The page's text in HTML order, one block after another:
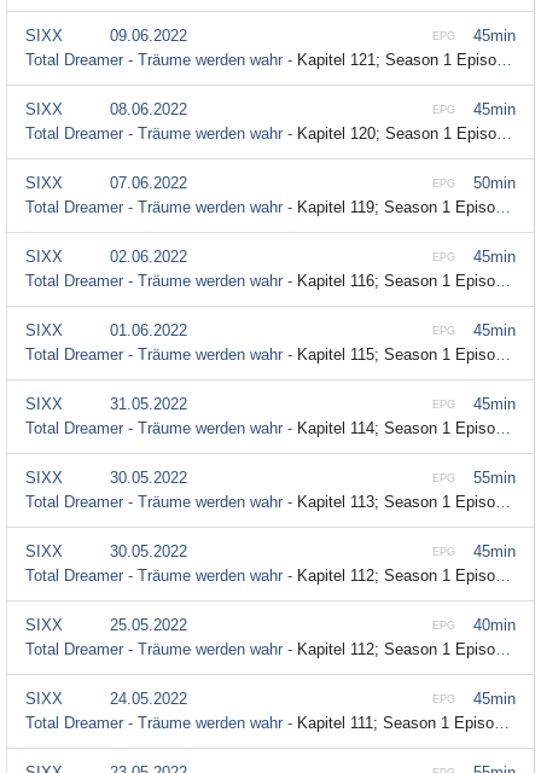
45min
EPG
SIXX
09.06.2022
Total Dreamer - Träume werden wahr - Kapitel 121; Season 1 Episode 121
45min
EPG
SIXX
08.06.2022
Total Dreamer - Träume werden wahr - Kapitel 120; Season 1 Episode 120
50min
EPG
SIXX
07.06.2022
Total Dreamer - Träume werden wahr - Kapitel 119; Season 1 Episode 119
45min
EPG
SIXX
02.06.2022
Total Dreamer - Träume werden wahr - Kapitel 116; Season 1 Episode 116
45min
EPG
SIXX
01.06.2022
Total Dreamer - Träume werden wahr - Kapitel 115; Season 1 Episode 115
45min
EPG
SIXX
31.05.2022
Total Dreamer - Träume werden wahr - Kapitel 114; Season 1 Episode 114
55min
EPG
SIXX
30.05.2022
Total Dreamer - Träume werden wahr - Kapitel 113; Season 1 Episode 113
45min
EPG
SIXX
30.05.2022
Total Dreamer - Träume werden wahr - Kapitel 112; Season 1 Episode 112
40min
EPG
SIXX
25.05.2022
Total Dreamer - Träume werden wahr - Kapitel 112; Season 1 Episode 112
45min
EPG
SIXX
24.05.2022
Total Dreamer - Träume werden wahr - Kapitel 111; Season 1 Episode 111